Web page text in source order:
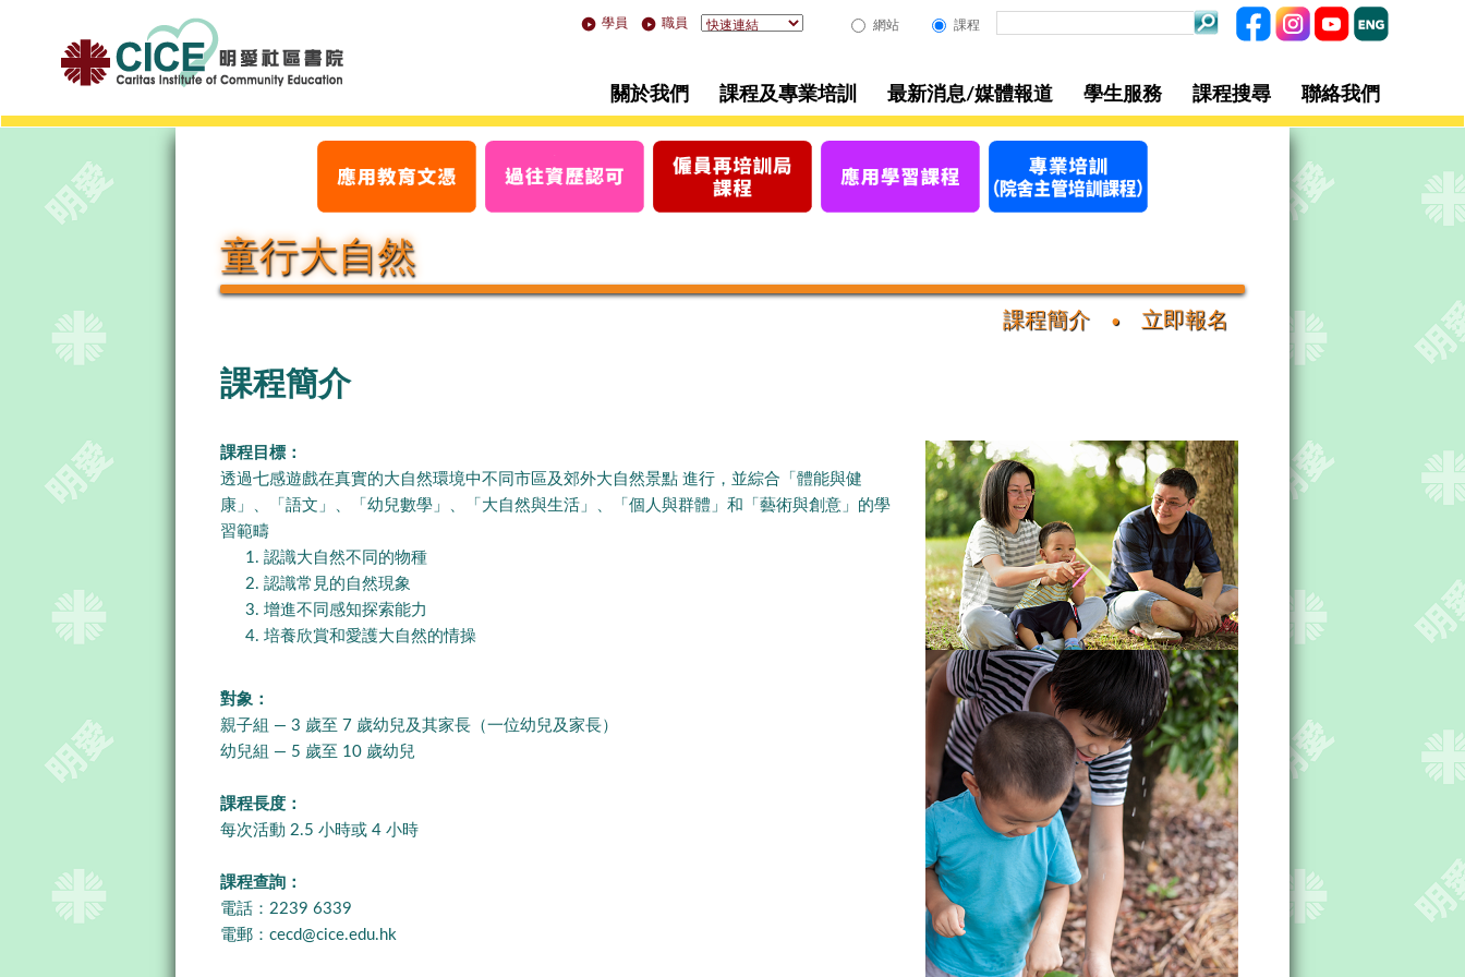
學員 職員 網站 課程
關於我們 課程及專業培訓 最新消息/媒體報道 學生服務 課程搜尋 聯絡我們
童行大自然
課程簡介 • 立即報名
課程簡介
課程目標：
透過七感遊戲在真實的大自然環境中不同市區及郊外大自然景點 進行，並綜合「體能與健
康」、「語文」、「幼兒數學」、「大自然與生活」、「個人與群體」和「藝術與創意」的學
習範疇
認識大自然不同的物種
認識常見的自然現象
增進不同感知探索能力
培養欣賞和愛護大自然的情操
對象：
親子組 — 3 歲至 7 歲幼兒及其家長（一位幼兒及家長）
幼兒組 — 5 歲至 10 歲幼兒
課程長度：
每次活動 2.5 小時或 4 小時
課程查詢：
電話：2239 6339
電郵： cecd@cice.edu.hk